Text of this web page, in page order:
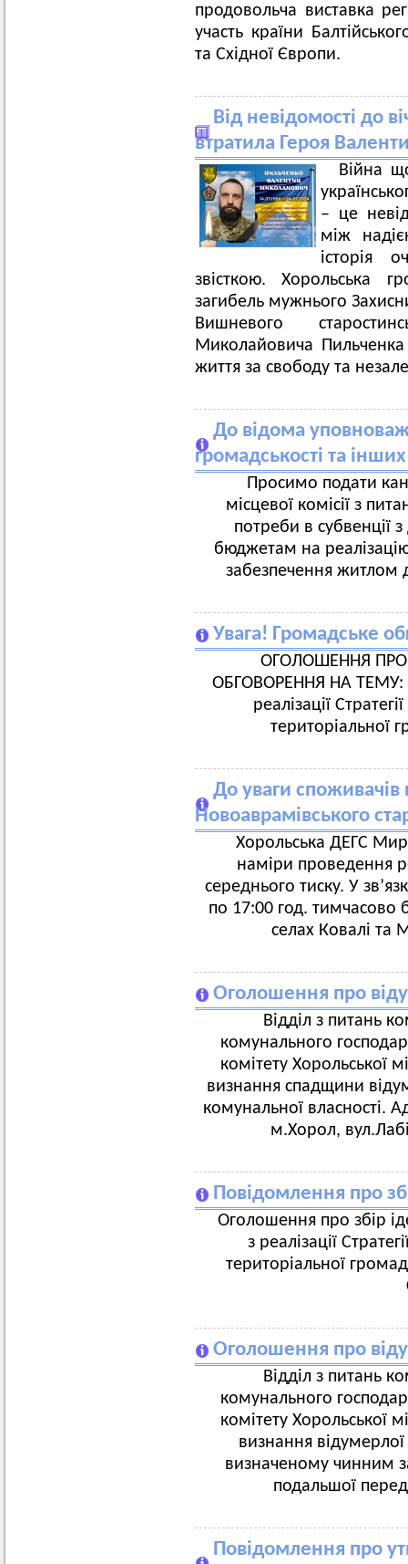
продовольча виставка
участь країни
та Східної Європи.
Від невідомості до
втратила Героя
Війна
– це
між
історія
звісткою. Хорольська
загибель мужнього
Вишневого
Миколайовича
життя за свободу та
До відома
громадськості та
Просимо подати
місцевої комісії з
потреби в субвенції
бюджетам на
забезпечення житлом
Увага! Громадське
ОГОЛОШЕННЯ
ОБГОВОРЕННЯ НА ТЕМУ:
реалізації
територіальної
До уваги споживачів
Новоаврамівського
Хорольська ДЕГС
наміри проведення
середнього тиску. У
по 17:00 год. тимчасово
селах Ковалі та
Оголошення про
Відділ з питань
комунального
комітету Хорольської
визнання спадщини
комунальної власності.
м.Хорол,
Повідомлення про
Оголошення про збір
з реалізації
територіальної
Оголошення про
Відділ з питань
комунального
комітету Хорольської
визнання
визначеному чинним
подальшої
Повідомлення про